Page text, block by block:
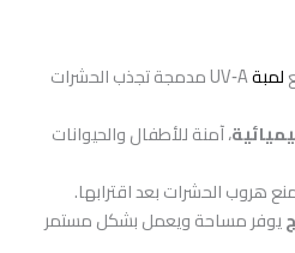
لمبة
UV‑A مدمجة تجذب الحشرات
، آمنة للأطفال والحيوانات
هروب الحشرات بعد اقترابها.
يوفر مساحة ويعمل بشكل مستمر